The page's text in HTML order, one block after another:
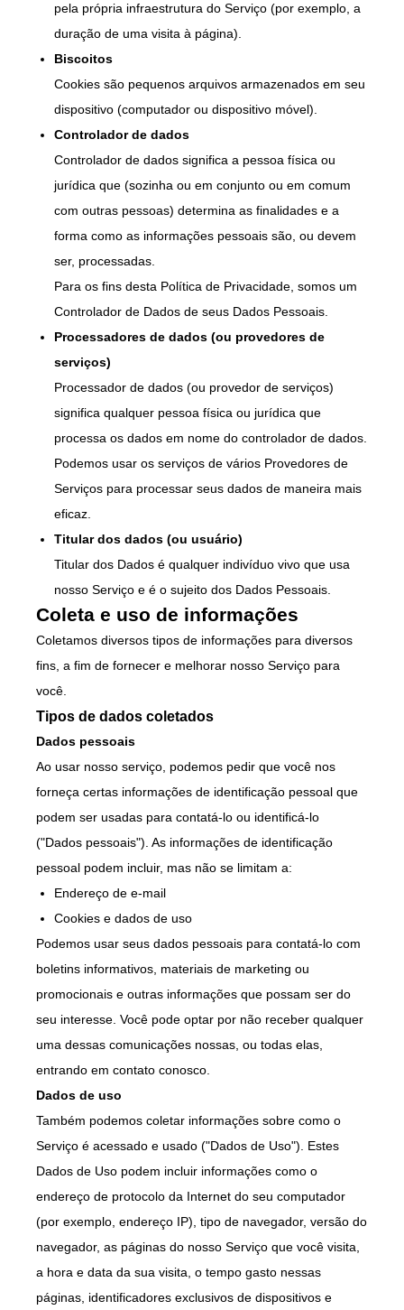
pela própria infraestrutura do Serviço (por exemplo, a
duração de uma visita à página).
Biscoitos
Cookies são pequenos arquivos armazenados em seu
dispositivo (computador ou dispositivo móvel).
Controlador de dados
Controlador de dados significa a pessoa física ou
jurídica que (sozinha ou em conjunto ou em comum
com outras pessoas) determina as finalidades e a
forma como as informações pessoais são, ou devem
ser, processadas.
Para os fins desta Política de Privacidade, somos um
Controlador de Dados de seus Dados Pessoais.
Processadores de dados (ou provedores de
serviços)
Processador de dados (ou provedor de serviços)
significa qualquer pessoa física ou jurídica que
processa os dados em nome do controlador de dados.
Podemos usar os serviços de vários Provedores de
Serviços para processar seus dados de maneira mais
eficaz.
Titular dos dados (ou usuário)
Titular dos Dados é qualquer indivíduo vivo que usa
nosso Serviço e é o sujeito dos Dados Pessoais.
Coleta e uso de informações
Coletamos diversos tipos de informações para diversos
fins, a fim de fornecer e melhorar nosso Serviço para
você.
Tipos de dados coletados
Dados pessoais
Ao usar nosso serviço, podemos pedir que você nos
forneça certas informações de identificação pessoal que
podem ser usadas para contatá-lo ou identificá-lo
("Dados pessoais"). As informações de identificação
pessoal podem incluir, mas não se limitam a:
Endereço de e-mail
Cookies e dados de uso
Podemos usar seus dados pessoais para contatá-lo com
boletins informativos, materiais de marketing ou
promocionais e outras informações que possam ser do
seu interesse. Você pode optar por não receber qualquer
uma dessas comunicações nossas, ou todas elas,
entrando em contato conosco.
Dados de uso
Também podemos coletar informações sobre como o
Serviço é acessado e usado ("Dados de Uso"). Estes
Dados de Uso podem incluir informações como o
endereço de protocolo da Internet do seu computador
(por exemplo, endereço IP), tipo de navegador, versão do
navegador, as páginas do nosso Serviço que você visita,
a hora e data da sua visita, o tempo gasto nessas
páginas, identificadores exclusivos de dispositivos e